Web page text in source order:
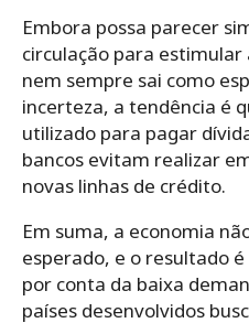
Embora possa parecer
circulação para
nem sempre sai como
incerteza, a tendência é
utilizado para pagar
bancos evitam realizar
novas linhas de crédito.
Em suma, a economia
esperado, e o resultado
por conta da baixa
países desenvolvidos